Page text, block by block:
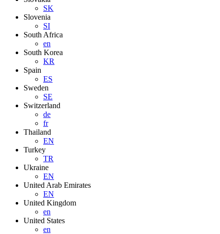
SK
Slovenia
SI
South Africa
en
South Korea
KR
Spain
ES
Sweden
SE
Switzerland
de
fr
Thailand
EN
Turkey
TR
Ukraine
EN
United Arab Emirates
EN
United Kingdom
en
United States
en